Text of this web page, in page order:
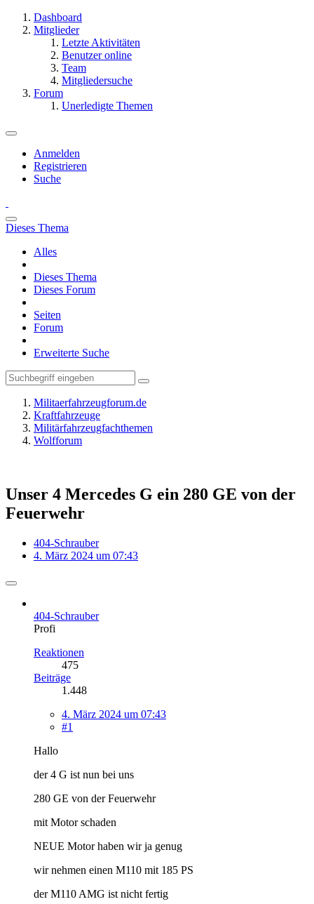
Dashboard
Mitglieder
Letzte Aktivitäten
Benutzer online
Team
Mitgliedersuche
Forum
Unerledigte Themen
Anmelden
Registrieren
Suche
Dieses Thema
Alles
Dieses Thema
Dieses Forum
Seiten
Forum
Erweiterte Suche
Militaerfahrzeugforum.de
Kraftfahrzeuge
Militärfahrzeugfachthemen
Wolfforum
Unser 4 Mercedes G ein 280 GE von der
Feuerwehr
404-Schrauber
4. März 2024 um 07:43
404-Schrauber
Profi
Reaktionen
475
Beiträge
1.448
4. März 2024 um 07:43
#1
Hallo
der 4 G ist nun bei uns
280 GE von der Feuerwehr
mit Motor schaden
NEUE Motor haben wir ja genug
wir nehmen einen M110 mit 185 PS
der M110 AMG ist nicht fertig